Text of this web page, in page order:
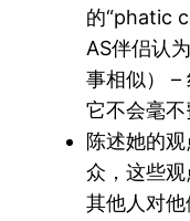
的“phatic
AS伴侣认
事相似） –
它不会毫不
陈述她的
众，这些
其他人对